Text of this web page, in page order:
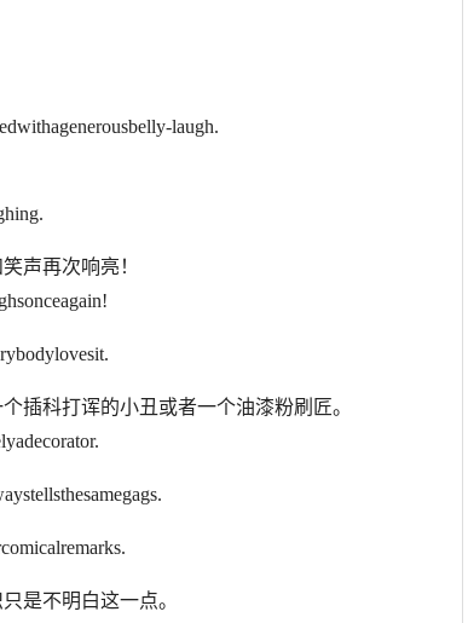
laugh.
声再次响亮！
插科打诨的小丑或者一个油漆粉刷匠。
是不明白这一点。